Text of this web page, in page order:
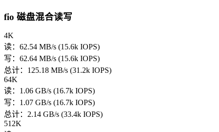
fio 磁盘混合读写
4K
读：62.54 MB/s (15.6k IOPS)
写：62.64 MB/s (15.6k IOPS)
总计：125.18 MB/s (31.2k IOPS)
64K
读：1.06 GB/s (16.7k IOPS)
写：1.07 GB/s (16.7k IOPS)
总计：2.14 GB/s (33.4k IOPS)
512K